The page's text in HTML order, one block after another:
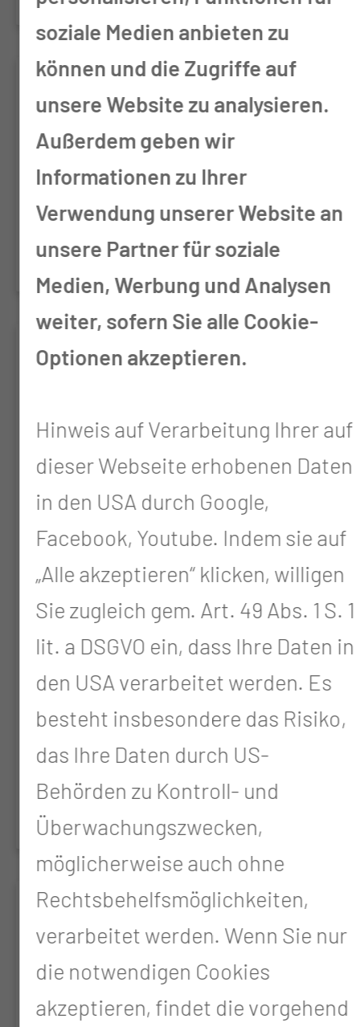
CIRCULATE
AIO-KRK-0217 Eudra-CT: 2018-
003691-12 Phase III - Circulating
tumor DNA based decision on
adjuvant treatment in colon
cancer stage II Evaluation
GAIN Eudra-CT: 2017-
Neoadjuvant chemotherapy with
gemcitabine plus cisplatin
followed by radical liver resection
resection alone with or without
adjuvant chemotherapy in
incidentally detected gallbladder
carcinoma after simple
cholecystectomy or in front of
radical resection of BTC (ICC/ECC)
– A phase III study of the German
Registry of Incidental Gallbladder
Carcinoma Platform (GR) - AIO
ADOREG
Bundesweites prospektives
Register zur
Versorgungsforschung in der
soziale Medien anbieten zu
können und die Zugriffe auf
unsere Website zu analysieren.
Außerdem geben wir
Informationen zu Ihrer
Verwendung unserer Website an
unsere Partner für soziale
Medien, Werbung und Analysen
weiter, sofern Sie alle Cookie-
Optionen akzeptieren.
Hinweis auf Verarbeitung Ihrer auf
dieser Webseite erhobenen Daten
in den USA durch Google,
Facebook, Youtube. Indem sie auf
„Alle akzeptieren“ klicken, willigen
Sie zugleich gem. Art. 49 Abs. 1 S. 1
lit. a DSGVO ein, dass Ihre Daten in
den USA verarbeitet werden. Es
besteht insbesondere das Risiko,
das Ihre Daten durch US-
Behörden zu Kontroll- und
Überwachungszwecken,
möglicherweise auch ohne
Rechtsbehelfsmöglichkeiten,
verarbeitet werden. Wenn Sie nur
die notwendigen Cookies
akzeptieren, findet die vorgehend